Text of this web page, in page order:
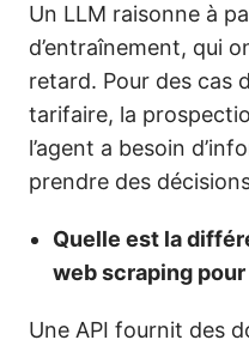
Un LLM raisonne à
d’entraînement, qui
retard. Pour des cas
tarifaire, la
l’agent a besoin
prendre des
Quelle est la
web scraping
Une API fournit des